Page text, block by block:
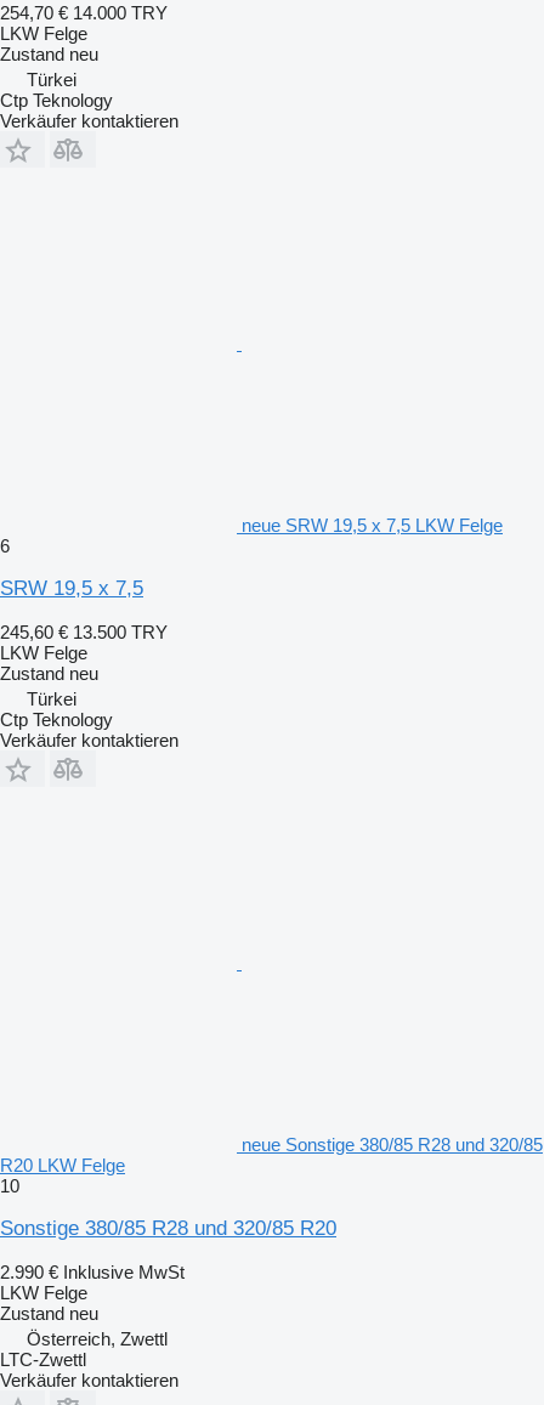
254,70 € 14.000 TRY
LKW Felge
Zustand neu
Türkei
Ctp Teknology
Verkäufer kontaktieren
neue SRW 19,5 x 7,5 LKW Felge
6
SRW 19,5 x 7,5
245,60 € 13.500 TRY
LKW Felge
Zustand neu
Türkei
Ctp Teknology
Verkäufer kontaktieren
neue Sonstige 380/85 R28 und 320/85
R20 LKW Felge
10
Sonstige 380/85 R28 und 320/85 R20
2.990 € Inklusive MwSt
LKW Felge
Zustand neu
Österreich, Zwettl
LTC-Zwettl
Verkäufer kontaktieren